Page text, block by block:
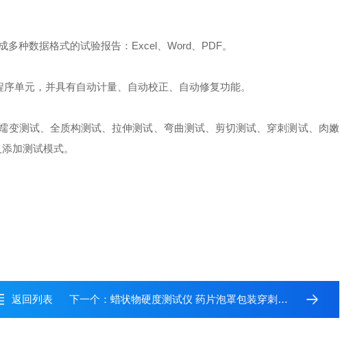
种数据格式的试验报告：Excel、Word、PDF。
单元，并具有自动计量、自动校正、自动修复功能。
测试、全质构测试、拉伸测试、弯曲测试、剪切测试、穿刺测试、肉嫩
加测试模式。
返回列表 下一个： 蜡状物硬度测试仪 药片泡罩包装穿刺实验仪